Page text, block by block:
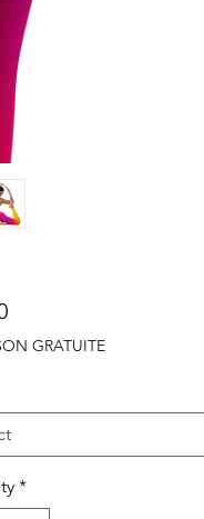
Price
GRATUITE
*